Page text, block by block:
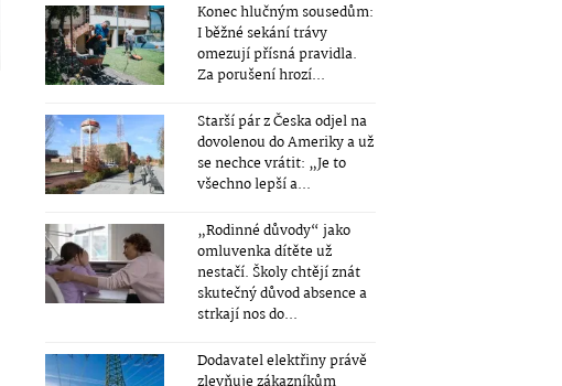
Konec hlučným sousedům:
I běžné sekání trávy
omezují přísná pravidla.
Za porušení hrozí...
Starší pár z Česka odjel na
dovolenou do Ameriky a už
se nechce vrátit: „Je to
všechno lepší a...
„Rodinné důvody“ jako
omluvenka dítěte už
nestačí. Školy chtějí znát
skutečný důvod absence a
strkají nos do...
Dodavatel elektřiny právě